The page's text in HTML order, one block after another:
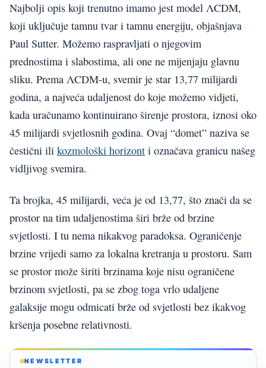
Najbolji opis koji trenutno imamo jest model ΛCDM,
koji uključuje tamnu tvar i tamnu energiju, objašnjava
Paul Sutter. Možemo raspravljati o njegovim
prednostima i slabostima, ali one ne mijenjaju glavnu
sliku. Prema ΛCDM-u, svemir je star 13,77 milijardi
godina, a najveća udaljenost do koje možemo vidjeti,
kada uračunamo kontinuirano širenje prostora, iznosi oko
45 milijardi svjetlosnih godina. Ovaj “domet” naziva se
čestični ili kozmološki horizont i označava granicu našeg
vidljivog svemira.
Ta brojka, 45 milijardi, veća je od 13,77, što znači da se
prostor na tim udaljenostima širi brže od brzine
svjetlosti. I tu nema nikakvog paradoksa. Ograničenje
brzine vrijedi samo za lokalna kretranja u prostoru. Sam
se prostor može širiti brzinama koje nisu ograničene
brzinom svjetlosti, pa se zbog toga vrlo udaljene
galaksije mogu odmicati brže od svjetlosti bez ikakvog
kršenja posebne relativnosti.
NEWSLETTER